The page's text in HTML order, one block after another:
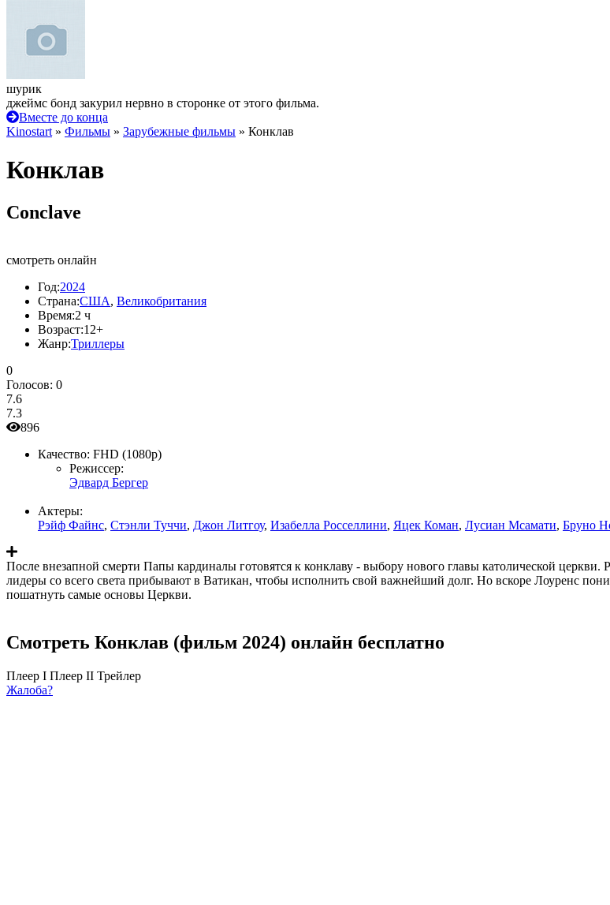
шурик
джеймс бонд закурил нервно в сторонке от этого фильма.
Вместе до конца
Kinostart » Фильмы » Зарубежные фильмы » Конклав
Конклав
Conclave
смотреть онлайн
Год:2024
Страна:США, Великобритания
Время:2 ч
Возраст:12+
Жанр:Триллеры
0
Голосов: 0
7.6
7.3
896
Качество: FHD (1080p)
Режиссер:
Эдвард Бергер
Актеры:
Рэйф Файнс, Стэнли Туччи, Джон Литгоу, Изабелла Росселлини, Яцек Коман, Лусиан Мсамати, Бруно
После внезапной смерти Папы кардиналы готовятся к конклаву - выбору нового главы католической
лидеры со всего света прибывают в Ватикан, чтобы исполнить свой важнейший долг. Но вскоре Лоуренс
пошатнуть самые основы Церкви.
Смотреть Конклав (фильм 2024) онлайн бесплатно
Плеер I Плеер II Трейлер
Жалоба?